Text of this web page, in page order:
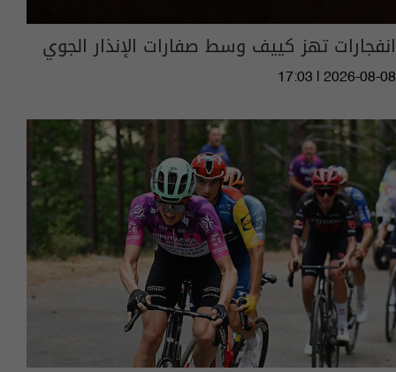
انفجارات تهز كييف وسط صفارات الإنذار الجوي
17:03 | 2026-08-08